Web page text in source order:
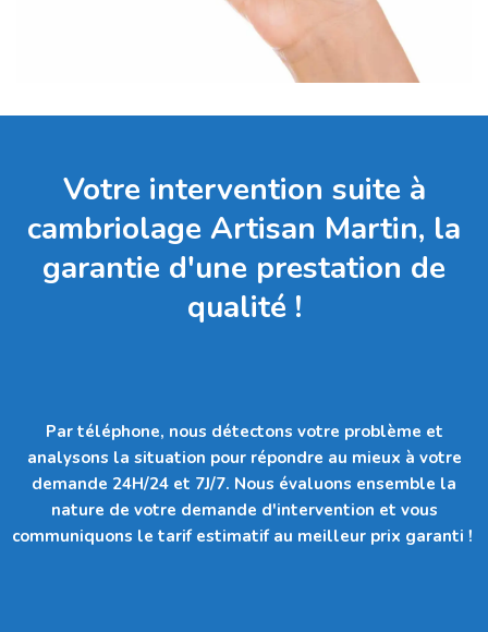
Votre intervention suite à
cambriolage Artisan Martin, la
garantie d'une prestation de
qualité !
Par téléphone, nous détectons votre problème et
analysons la situation pour répondre au mieux à votre
demande 24H/24 et 7J/7. Nous évaluons ensemble la
nature de votre demande d'intervention et vous
communiquons le tarif estimatif au meilleur prix garanti !